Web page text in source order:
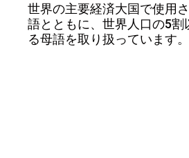
世界の主要経済大国で使用
語とともに、世界人口の5割
る母語を取り扱っています。